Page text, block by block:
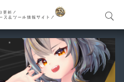
サイト内検索